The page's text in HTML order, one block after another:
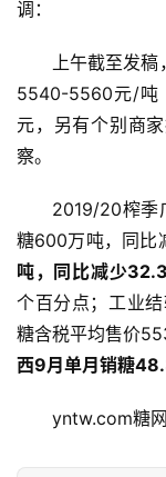
首
调：
上午截至发
5540-5560元/吨
元，另有个别商
察。
2019/20榨季
糖600万吨，同比
吨，同比减少
个百分点；工业
糖含税平均售价
西9月单月销糖
yntw.com糖